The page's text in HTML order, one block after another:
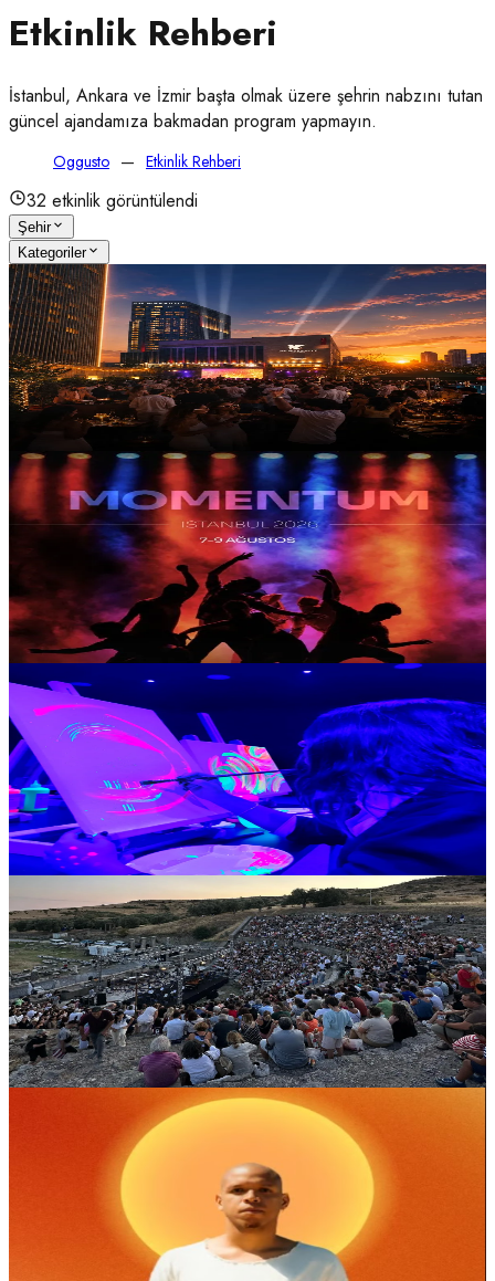
Etkinlik Rehberi
İstanbul, Ankara ve İzmir başta olmak üzere şehrin nabzını tutan
güncel ajandamıza bakmadan program yapmayın.
Oggusto Etkinlik Rehberi
32 etkinlik görüntülendi
Şehir
Kategoriler
Konser
Jw Marriott Ankara – Açık Hava Bahçe
8 Ağustos 20:00
Açıkhava Diskosu
Açıkhava Diskosu, JW Marriott Ankara'da Türkçe hitler eşliğinde
yaz akşamına eğlenceli bir açık hava partisi katıyor.
SATIN AL
Atölye
MetroCity AVM, Be Health Universe
7 Ağustos 10:00 - 9 Ağustos 10:00
Momentum İstanbul
Momentum İstanbul, hareket, nefes ve toparlanmayı bir araya
getiren kapsamlı programıyla ağustos ayının öne çıkan wellness
etkinliklerinden biri olarak dikkat çekiyor.
SATIN AL
İstanbul Diyalog Müzesi, İstanbul
8 Ağustos 14:00
Paint in the Dark – Karanlıkta Resim
Paint in the Dark, neon ışıklar altında yaratıcılığını özgürce
ortaya koymak ve sanatla farklı bir bağ kurmak isteyenler için
İstanbul'un dikkat çeken atölyeleri arasında yer alıyor.
SATIN AL
Asklepion Açık Hava Tiyatrosu
7 Ağustos 00:00 - 9 Ağustos 00:00
Bergama Tiyatro Festivali
Bergama Tiyatro Festivali, tarihi mekânlara yayılan çok disiplinli
programıyla yazın en dikkat çeken kültür ve sanat
buluşmalarından biri olarak öne çıkıyor.
SATIN AL
Before Sunset Beach
2 Ağustos 00:00 - 9 Ağustos 00:00
Before Sunset x More Life
Orange Date, dünya çapında elektronik müzik isimlerini
Çeşme'nin gün batımı atmosferiyle buluşturan yaz sezonunun
öne çıkan etkinlik serilerinden biri olarak dikkat çekiyor.